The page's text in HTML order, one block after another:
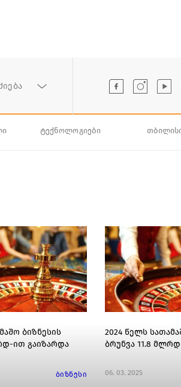
ტექნოლოგიები
ბიზნესის
ით გაიზარდა
ბიზნესი
2024 წელს
ბრუნვა 11.8
06. 03. 2025